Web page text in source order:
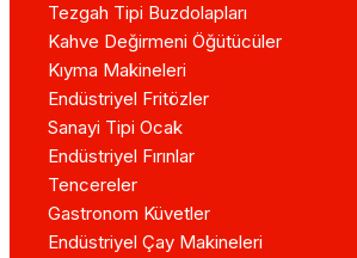
Tezgah Tipi Buzdolapları
Kahve Değirmeni Öğütücüler
Kıyma Makineleri
Endüstriyel Fritözler
Sanayi Tipi Ocak
Endüstriyel Fırınlar
Tencereler
Gastronom Küvetler
Endüstriyel Çay Makineleri